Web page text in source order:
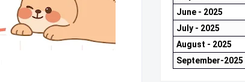
June - 2025
July - 2025
August - 2025
September-2025